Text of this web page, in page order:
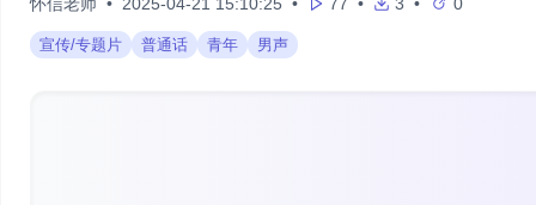
宣传/专题片 普通话 青年 男声